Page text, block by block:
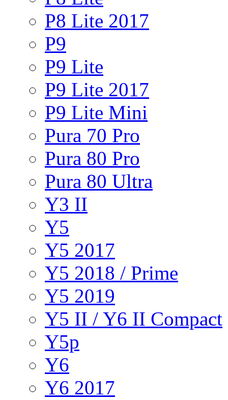
P8 Lite 2017
P9
P9 Lite
P9 Lite 2017
P9 Lite Mini
Pura 70 Pro
Pura 80 Pro
Pura 80 Ultra
Y3 II
Y5
Y5 2017
Y5 2018 / Prime
Y5 2019
Y5 II / Y6 II Compact
Y5p
Y6
Y6 2017